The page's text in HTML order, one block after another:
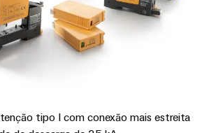
tipo I com conexão mais estreita